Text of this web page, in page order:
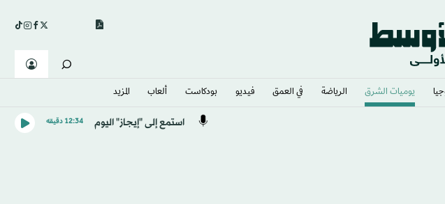
يوميات الشرق​ الرياضة في العمق فيديو بودكاست ألعاب المزيد
استمع إلى "إيجاز" اليوم 12:34 دقيقه